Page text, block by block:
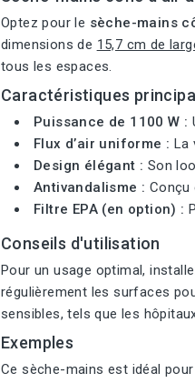
Optez pour le sèche-mains
dimensions de 15,7 cm de
tous les espaces.
Caractéristiques
Puissance de 1100 W :
Flux d’air uniforme : La
Design élégant : Son
Antivandalisme : Conçu
Filtre EPA (en option) :
Conseils d'utilisation
Pour un usage optimal,
régulièrement les surfaces
sensibles, tels que les
Exemples
Ce sèche-mains est idéal